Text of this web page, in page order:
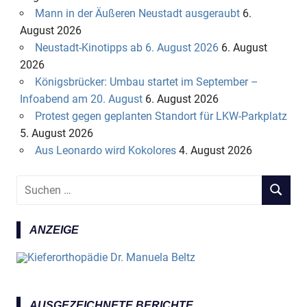
Mann in der Äußeren Neustadt ausgeraubt 6.
August 2026
Neustadt-Kinotipps ab 6. August 2026 6. August
2026
Königsbrücker: Umbau startet im September –
Infoabend am 20. August 6. August 2026
Protest gegen geplanten Standort für LKW-Parkplatz
5. August 2026
Aus Leonardo wird Kokolores 4. August 2026
e
ANZEIGE